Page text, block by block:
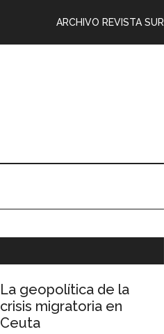
ARCHIVO REVISTA SUR
La geopolítica de la
crisis migratoria en
Ceuta